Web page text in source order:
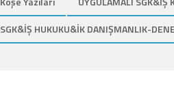
SGK&İŞ HUKUKU&İK DANIŞMANLIK-